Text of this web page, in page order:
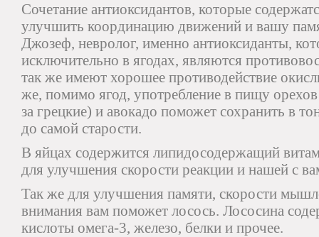
Сочетание антиоксидантов, которые
улучшить координацию движений и вашу
Джозеф, невролог, именно антиоксиданты,
исключительно в ягодах, являются
так же имеют хорошее противодействие
же, помимо ягод, употребление в пищу
за грецкие) и авокадо поможет сохранить в
до самой старости.
В яйцах содержится липидосодержащий
для улучшения скорости реакции и нашей с
Так же для улучшения памяти, скорости
внимания вам поможет лосось. Лососина
кислоты омега-3, железо, белки и прочее.